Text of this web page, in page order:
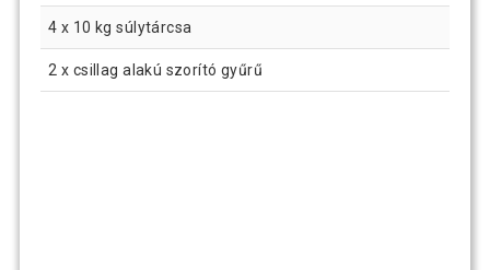
4 x 10 kg súlytárcsa
2 x csillag alakú szorító gyűrű